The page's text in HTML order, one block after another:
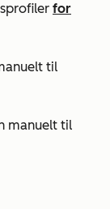
for
til
manuelt til